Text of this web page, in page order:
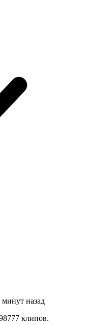
минут назад
клипов.